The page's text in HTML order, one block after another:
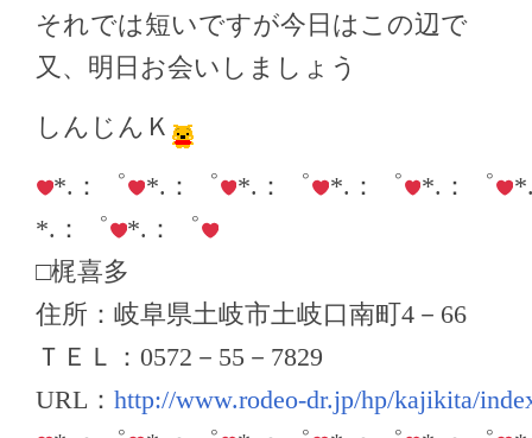
それでは短いですが今日はこの辺で
又、明日お会いしましょう
しんじんＫ
*.：゜ *.：゜ *.：゜ *.：゜ *.：゜
*.：゜
*.：゜
□梶喜多
住所：岐阜県土岐市土岐口南町4－66
ＴＥＬ：0572－55－7829
URL： http://www.rodeo-dr.jp/hp/kajikita/